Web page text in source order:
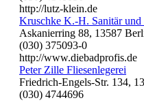
http://lutz-klein.de
Kruschke K.-H. Sanitär und
Askanierring 88, 13587
(030) 375093-0
http://www.diebadprofis.de
Peter Zille Fliesenlegerei
Friedrich-Engels-Str. 134,
(030) 4744696